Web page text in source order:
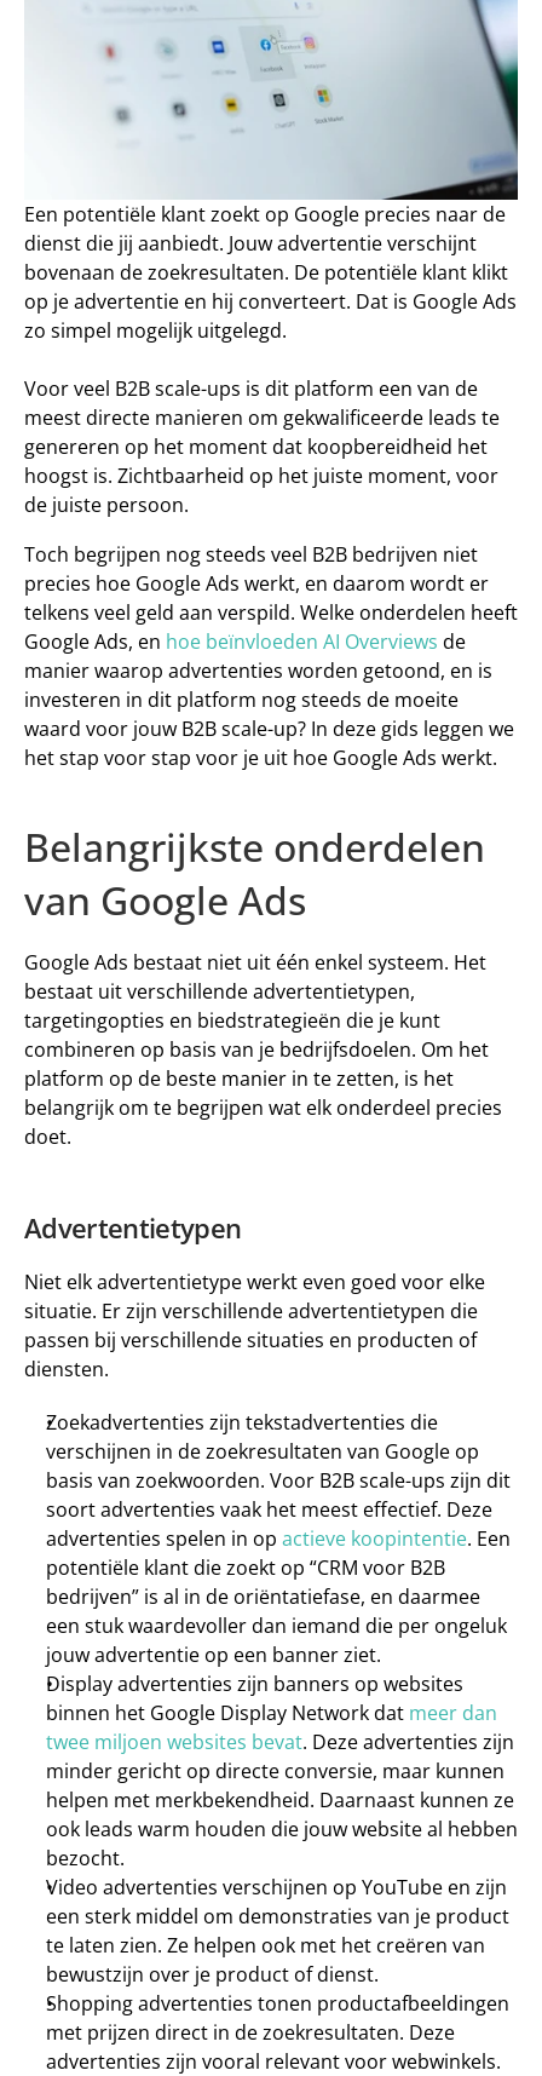
Een potentiële klant zoekt op Google precies naar de
dienst die jij aanbiedt. Jouw advertentie verschijnt
bovenaan de zoekresultaten. De potentiële klant klikt
op je advertentie en hij converteert. Dat is Google Ads
zo simpel mogelijk uitgelegd.
Voor veel B2B scale-ups is dit platform een van de
meest directe manieren om gekwalificeerde leads te
genereren op het moment dat koopbereidheid het
hoogst is. Zichtbaarheid op het juiste moment, voor
de juiste persoon.
Toch begrijpen nog steeds veel B2B bedrijven niet
precies hoe Google Ads werkt, en daarom wordt er
telkens veel geld aan verspild. Welke onderdelen heeft
Google Ads, en hoe beïnvloeden AI Overviews de
manier waarop advertenties worden getoond, en is
investeren in dit platform nog steeds de moeite
waard voor jouw B2B scale-up? In deze gids leggen we
het stap voor stap voor je uit hoe Google Ads werkt.
Belangrijkste onderdelen
van Google Ads
Google Ads bestaat niet uit één enkel systeem. Het
bestaat uit verschillende advertentietypen
targetingopties en biedstrategieën die je kunt
combineren op basis van je bedrijfsdoelen. Om het
platform op de beste manier in te zetten, is het
belangrijk om te begrijpen wat elk onderdeel precies
doet.
Advertentietypen
Niet elk advertentietype werkt even goed voor elke
situatie. Er zijn verschillende advertentietypen die
passen bij verschillende situaties en producten of
diensten.
Zoekadvertenties zijn tekstadvertenties die
verschijnen in de zoekresultaten van Google op
basis van zoekwoorden. Voor B2B scale-ups zijn dit
soort advertenties vaak het meest effectief. Deze
advertenties spelen in op actieve koopintentie. Een
potentiële klant die zoekt op “CRM voor B2B
bedrijven” is al in de oriëntatiefase, en daarmee
een stuk waardevoller dan iemand die per ongeluk
jouw advertentie op een banner ziet.
Display advertenties zijn banners op websites
binnen het Google Display Network dat meer dan
twee miljoen websites bevat. Deze advertenties zijn
minder gericht op directe conversie, maar kunnen
helpen met merkbekendheid. Daarnaast kunnen ze
ook leads warm houden die jouw website al hebben
bezocht.
Video advertenties verschijnen op YouTube en zijn
een sterk middel om demonstraties van je product
te laten zien. Ze helpen ook met het creëren van
bewustzijn over je product of dienst.
Shopping advertenties tonen productafbeeldingen
met prijzen direct in de zoekresultaten. Deze
advertenties zijn vooral relevant voor webwinkels.